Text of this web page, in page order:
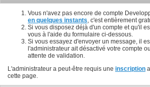
Vous n'avez pas encore de compte
en quelques instants , c'est entièrement
Si vous disposez déjà d'un compte et qu'il
vous à l'aide du formulaire ci-dessous.
Si vous essayez d'envoyer un message, il
l'administrateur ait désactivé votre compte
attente de validation.
L'administrateur a peut-être requis une inscription
cette page.